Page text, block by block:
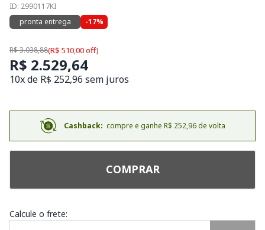
ID: 2990117KI
pronta entrega
-17%
R$ 3.038,88(R$ 510,00 off)
R$ 2.529,64
10x de R$ 252,96 sem juros
Cashback: compre e ganhe R$ 252,96 de volta
COMPRAR
Calcule o frete: